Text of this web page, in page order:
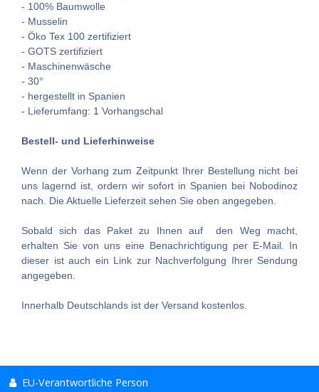
- 100% Baumwolle
- Musselin
- Öko Tex 100 zertifiziert
- GOTS zertifiziert
- Maschinenwäsche
- 30°
- hergestellt in Spanien
- Lieferumfang: 1 Vorhangschal
Bestell- und Lieferhinweise
Wenn der Vorhang zum Zeitpunkt Ihrer Bestellung nicht bei
uns lagernd ist, ordern wir sofort in Spanien bei Nobodinoz
nach. Die Aktuelle Lieferzeit sehen Sie oben angegeben.
Sobald sich das Paket zu Ihnen auf den Weg macht,
erhalten Sie von uns eine Benachrichtigung per E-Mail. In
dieser ist auch ein Link zur Nachverfolgung Ihrer Sendung
angegeben.
Innerhalb Deutschlands ist der Versand kostenlos.
EU-Verantwortliche Person